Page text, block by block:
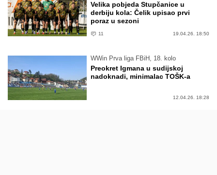
Velika pobjeda Stupčanice u
derbiju kola: Čelik upisao prvi
poraz u sezoni
11 19.04.26. 18:50
WWin Prva liga FBiH, 18. kolo
Preokret Igmana u sudijskoj
nadoknadi, minimalac TOŠK-a
12.04.26. 18:28